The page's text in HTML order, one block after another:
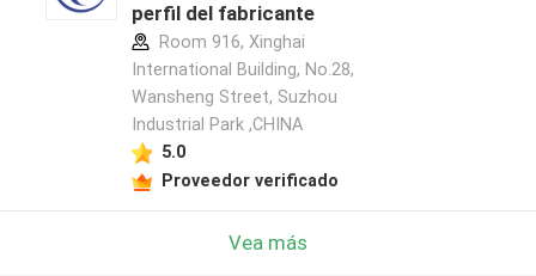
perfil del fabricante
Room 916, Xinghai
International Building, No.28,
Wansheng Street, Suzhou
Industrial Park ,CHINA
5.0
Proveedor verificado
Vea más